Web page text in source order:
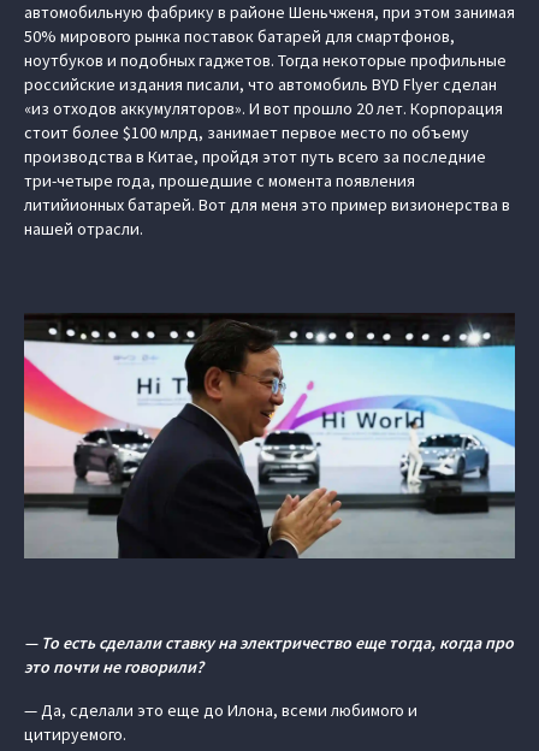
автомобильную фабрику в районе Шеньчженя, при этом занимая
50% мирового рынка поставок батарей для смартфонов,
ноутбуков и подобных гаджетов. Тогда некоторые профильные
российские издания писали, что автомобиль BYD Flyer сделан
«из отходов аккумуляторов». И вот прошло 20 лет. Корпорация
стоит более $100 млрд, занимает первое место по объему
производства в Китае, пройдя этот путь всего за последние
три-четыре года, прошедшие с момента появления
литийионных батарей. Вот для меня это пример визионерства в
нашей отрасли.
— То есть сделали ставку на электричество еще тогда, когда про
это почти не говорили?
— Да, сделали это еще до Илона, всеми любимого и
цитируемого.